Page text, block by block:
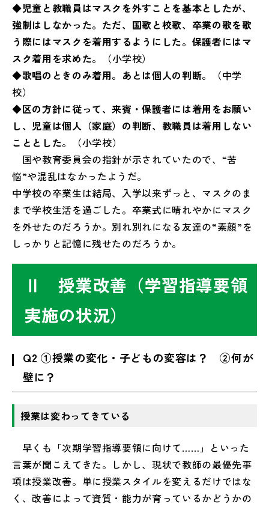
◆児童と教職員はマスクを外すことを基本としたが、
強制はしなかった。ただ、国歌と校歌、卒業の歌を歌
う際にはマスクを着用するようにした。保護者にはマ
スク着用を求めた。
（小学校）
◆歌唱のときのみ着用。あとは個人の判断。
（中学
校）
◆区の方針に従って、来賓・保護者には着用をお願い
し、児童は個人（家庭）の判断、教職員は着用しない
こととした。
（小学校）
国や教育委員会の指針が示されていたので、“苦
悩”や混乱はなかったようだ。
中学校の卒業生は結局、入学以来ずっと、マスクのま
まで学校生活を過ごした。卒業式に晴れやかにマスク
を外せたのだろうか。別れ別れになる友達の“素顔”を
しっかりと記憶に残せたのだろうか。
Ⅱ 授業改善（学習指導要領
実施の状況）
Q2 ①授業の変化・子どもの変容は？ ②何が
壁に？
授業は変わってきている
早くも「次期学習指導要領に向けて……」といった
言葉が聞こえてきた。しかし、現状で教師の最優先事
項は授業改善。単に授業スタイルを変えるだけではな
く、改善によって資質・能力が育っているかどうかの